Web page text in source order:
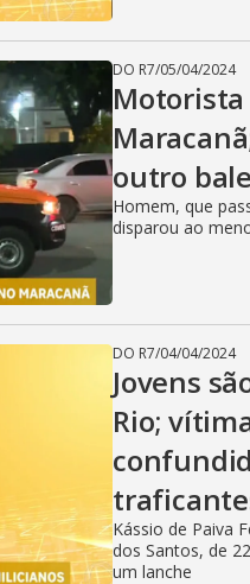
DO R7/05/04/2024
Motorista
outro
Homem, que
disparou ao
DO R7/04/04/2024
Jovens
Rio;
Kássio de Paiva
dos Santos, de
um lanche